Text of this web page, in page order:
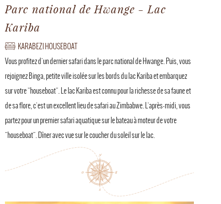
Parc national de Hwange - Lac
Kariba
KARABEZI HOUSEBOAT
Vous profitez d'un dernier safari dans le parc national de Hwange. Puis, vous
rejoignez Binga, petite ville isolée sur les bords du lac Kariba et embarquez
sur votre "houseboat". Le lac Kariba est connu pour la richesse de sa faune et
de sa flore, c'est un excellent lieu de safari au Zimbabwe. L'après-midi, vous
partez pour un premier safari aquatique sur le bateau à moteur de votre
"houseboat". Dîner avec vue sur le coucher du soleil sur le lac.